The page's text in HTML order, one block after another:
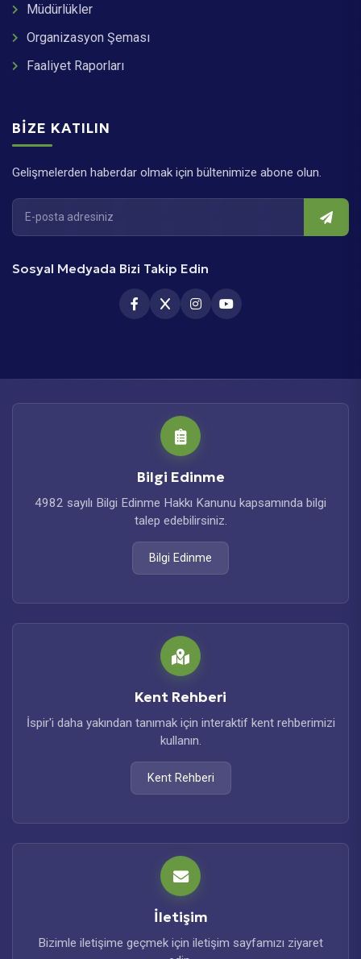
Müdürlükler
Organizasyon Şeması
Faaliyet Raporları
BIZE KATILIN
Gelişmelerden haberdar olmak için bültenimize abone olun.
Sosyal Medyada Bizi Takip Edin
Bilgi Edinme
4982 sayılı Bilgi Edinme Hakkı Kanunu kapsamında bilgi
talep edebilirsiniz.
Bilgi Edinme
Kent Rehberi
İspir'i daha yakından tanımak için interaktif kent rehberimizi
kullanın.
Kent Rehberi
İletişim
Bizimle iletişime geçmek için iletişim sayfamızı ziyaret